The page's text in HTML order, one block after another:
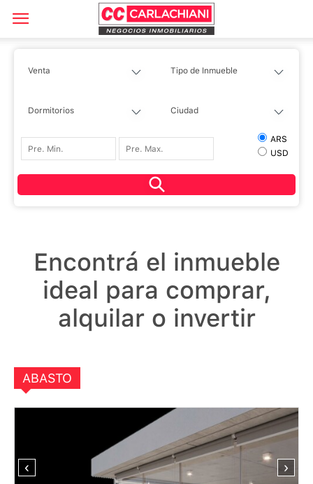
ARS
USD
Encontrá el inmueble
ideal para comprar,
alquilar o invertir
ABASTO
‹ ›